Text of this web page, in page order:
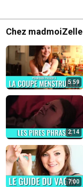
Chez madmoiZelle
5:59
2:14
7:00